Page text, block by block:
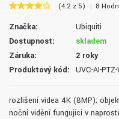
(4.2 z 5) 8
Značka:
Ubiquiti
Dostupnost:
skladem
Záruka:
2 roky
Produktový kód:
UVC-AI-PTZ-
rozlišení videa 4K (8MP);
noční vidění fungující v